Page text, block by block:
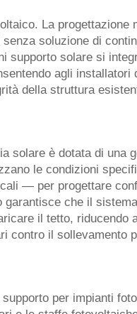
La progettazione
soluzione di
supporto solare si
agli installatori
della struttura
solare è dotata di una
le condizioni
— per progettare
che il
il tetto, riducendo
contro il sollevamento
per impianti